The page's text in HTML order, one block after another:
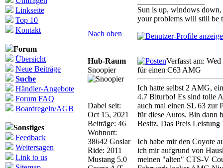
Linkseite
Top 10
Kontakt
Forum
Übersicht
Neue Beiträge
Suche
Händler-Angebote
Forum FAQ
Boardregeln/AGB
Sonstiges
Feedback
Weitersagen
Link to us
Sun is up, windows
your problems will still be
Nach oben
Hub-Raum
Snoopier
Dabei seit:
Oct 15, 2021
Beiträge: 46
Wohnort:
38642 Goslar
Ride: 2011
Mustang 5.0
Verfasst am:
für einen C63 AMG
Ich hatte selbst 2 AMG,
4.7 Biturbo! Es sind tolle
auch mal einen SL 63 zur
für diese Autos. Bin dann
Besitz. Das Preis
Ich habe mir den Coyote
ich mir aufgrund von
meinen "alten" CTS-V